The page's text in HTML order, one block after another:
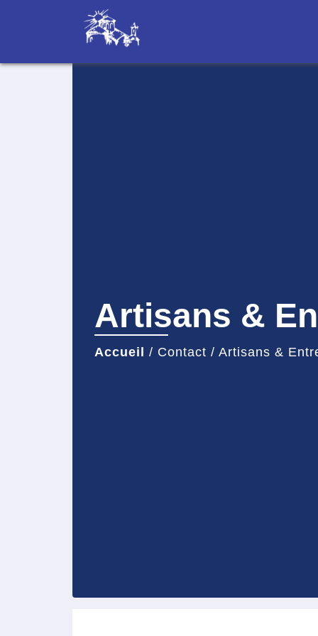
Artisans &
Accueil / Contact / Artisans &